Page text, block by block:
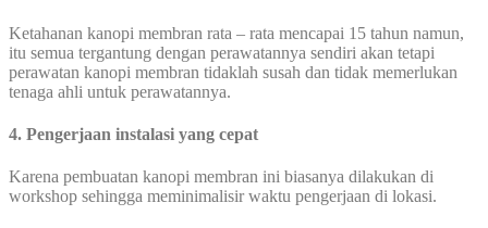
Ketahanan kanopi membran rata – rata mencapai 15 tahun namun,
itu semua tergantung dengan perawatannya sendiri akan tetapi
perawatan kanopi membran tidaklah susah dan tidak memerlukan
tenaga ahli untuk perawatannya.
4. Pengerjaan instalasi yang cepat
Karena pembuatan kanopi membran ini biasanya dilakukan di
workshop sehingga meminimalisir waktu pengerjaan di lokasi.